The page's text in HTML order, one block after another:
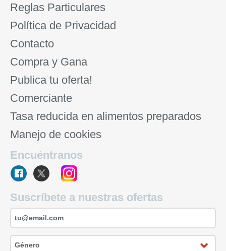
Reglas Particulares
Política de Privacidad
Contacto
Compra y Gana
Publica tu oferta!
Comerciante
Tasa reducida en alimentos preparados
Manejo de cookies
Encuéntranos
Suscríbete a nuestras ofertas